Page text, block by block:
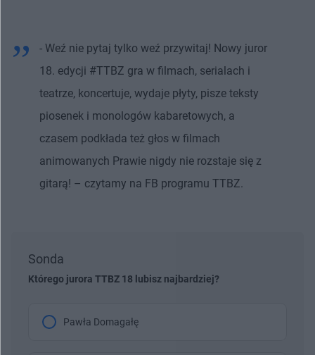
- Weź nie pytaj tylko weź przywitaj! Nowy juror
18. edycji #TTBZ gra w filmach, serialach i
teatrze, koncertuje, wydaje płyty, pisze teksty
piosenek i monologów kabaretowych, a
czasem podkłada też głos w filmach
animowanych Prawie nigdy nie rozstaje się z
gitarą! – czytamy na FB programu TTBZ.
Sonda
Którego jurora TTBZ 18 lubisz najbardziej?
Pawła Domagałę